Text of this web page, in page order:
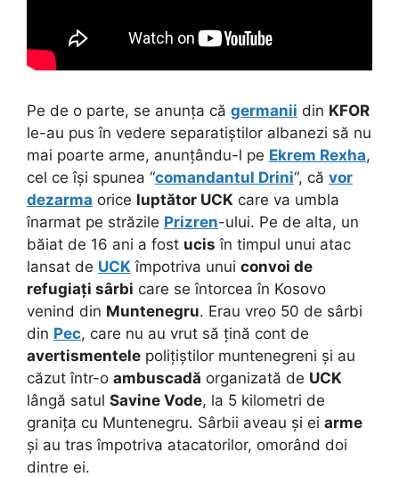
Pe de o parte, se anunța că germanii din KFOR
le-au pus în vedere separatiștilor albanezi să nu
mai poarte arme, anunțându-l pe Ekrem Rexha,
cel ce își spunea “comandantul Drini“, că vor
dezarma orice luptător UCK care va umbla
înarmat pe străzile Prizren-ului. Pe de alta, un
băiat de 16 ani a fost ucis în timpul unui atac
lansat de UCK împotriva unui convoi de
refugiați sârbi care se întorcea în Kosovo
venind din Muntenegru. Erau vreo 50 de sârbi
din Pec, care nu au vrut să țină cont de
avertismentele polițiștilor muntenegreni și au
căzut într-o ambuscadă organizată de UCK
lângă satul Savine Vode, la 5 kilometri de
granița cu Muntenegru. Sârbii aveau și ei arme
și au tras împotriva atacatorilor, omorând doi
dintre ei.